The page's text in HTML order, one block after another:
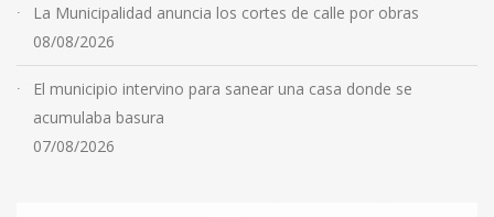
La Municipalidad anuncia los cortes de calle por obras
08/08/2026
El municipio intervino para sanear una casa donde se
acumulaba basura
07/08/2026